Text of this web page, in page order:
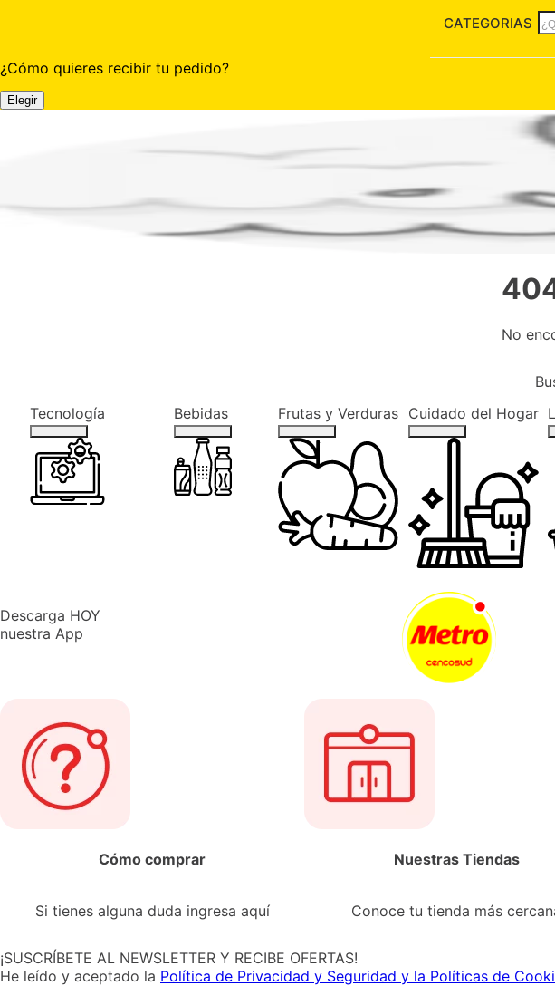
CATEGORIAS
¿Cómo quieres recibir tu pedido?
Elegir
No
Tecnología
Bebidas Frutas y Verduras Cuidado del Hogar
Descarga HOY
nuestra App
Cómo comprar
Si tienes alguna duda ingresa aquí
Nuestras Tiendas
Conoce tu tienda más
¡SUSCRÍBETE AL NEWSLETTER Y RECIBE OFERTAS!
He leído y aceptado la Política de Privacidad y Seguridad y la Políticas de